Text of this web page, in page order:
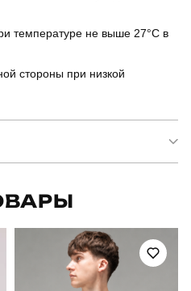
температуре не выше 27°C в
стороны при низкой
SRru2931Ldb1